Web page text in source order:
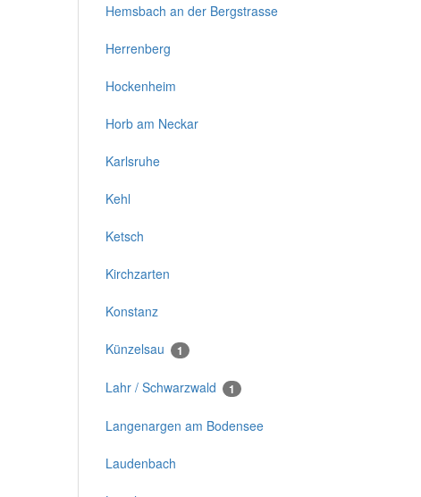
Hemsbach an der Bergstrasse
Herrenberg
Hockenheim
Horb am Neckar
Karlsruhe
Kehl
Ketsch
Kirchzarten
Konstanz
Künzelsau 1
Lahr / Schwarzwald 1
Langenargen am Bodensee
Laudenbach